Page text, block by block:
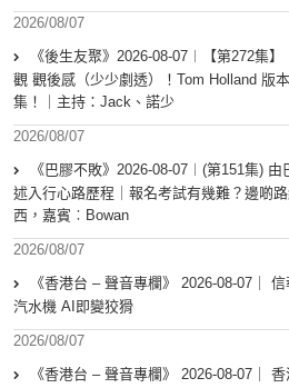
2026/08/07
《後生友聚》2026-08-07︱【第272集
觀 觀後感（少少劇透）！Tom Holland 版
集！｜主持：Jack、諾少
2026/08/07
《巴膠不敗》2026-08-07︱(第151集)
述入行心路歷程｜報名考試有幾難？邊啲
西，嘉賓︰Bowan
2026/08/07
《香港台 – 聲音專欄》 2026-08-07｜
汽水機 AI即變狡猾
2026/08/07
《香港台 – 聲音專欄》 2026-08-07｜